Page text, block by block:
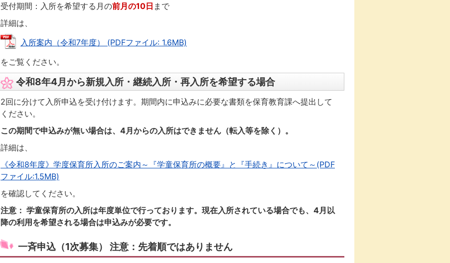
受付期間：入所を希望する月の前月の10日 まで
詳細は、
入所案内（令和7年度） (PDFファイル: 1.6MB)
をご覧ください。
令和8年4月から新規入所・継続入所・再入所を希望する場合
2回に分けて入所申込を受け付けます。期間内に申込みに必要な書類を保育教育課へ提出して
ください。
この期間で申込みが無い場合は、4月からの入所はできません（転入等を除く）。
詳細は、
《令和8年度》学度保育所入所のご案内～『学童保育所の概要』と『手続き』について～(PDF
ファイル:1.5MB)
を確認してください。
注意： 学童保育所の入所は年度単位で行っております。現在入所されている場合でも、4月以
降の利用を希望される場合は申込みが必要です。
一斉申込（1次募集） 注意：先着順ではありません